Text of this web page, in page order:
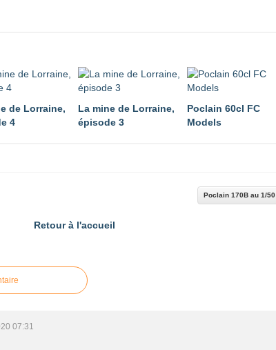
de Lorraine,
4
La mine de Lorraine,
épisode 3
Poclain 60cl FC
Models
Poclain 170B au 1/50
Retour à l'accueil
07:31